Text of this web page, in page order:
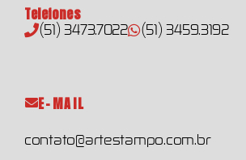
Telefones
(51) 3473.7022 (51) 3459.3192
E-MAIL
contato@artestampo.com.br